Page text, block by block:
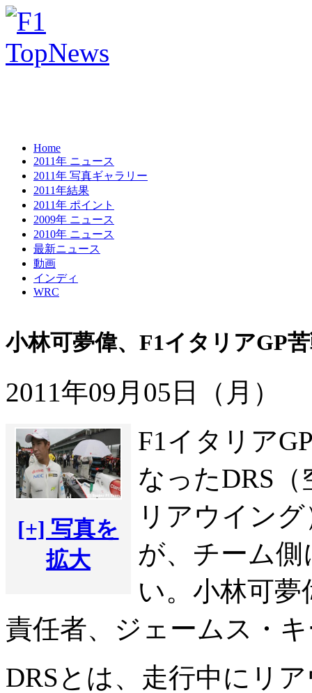
Home
2011年 ニュース
2011年 写真ギャラリー
2011年結果
2011年 ポイント
2009年 ニュース
2010年 ニュース
最新ニュース
動画
インディ
WRC
小林可夢偉、F1イタリアGP
2011年09月05日（月）
[+] 写真を
拡大
F1イタリア
なったDRS
リアウイン
が、チーム
い。小林可
責任者、ジェームス・
DRSとは、走行中にリ